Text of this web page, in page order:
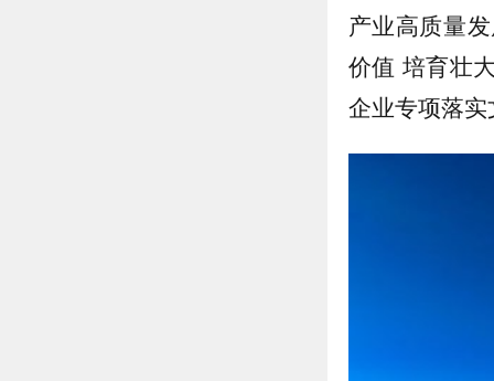
产业高质量
价值 培育壮
企业专项落实